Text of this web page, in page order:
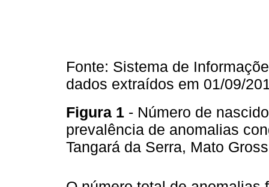
Fonte: Sistema de
dados extraídos em 01/09/
Figura 1 - Número de
prevalência de anomalias
Tangará da Serra, Mato